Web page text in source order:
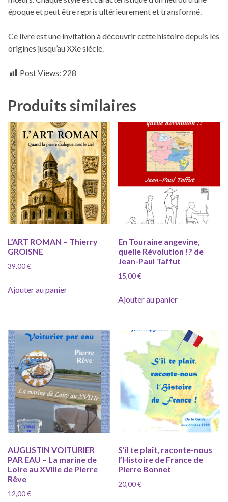
époque et peut être repris ultérieurement et transformé.
Ce livre est une invitation à découvrir cette histoire depuis les
origines jusqu’au XXe siècle.
Post Views: 228
Produits similaires
L’ART ROMAN – Thierry
GROISNE
39,00€
Ajouter au panier
En Touraine angevine,
quelle Révolution !? de
Jean-Paul Taffut
15,00€
Ajouter au panier
AUGUSTIN VOITURIER
PAR EAU – La marine de
Loire au XVIIIe de Pierre
Rêve
12,00€
S’il te plaît, raconte-nous
l’Histoire de France de
Pierre Bonnet
20,00€